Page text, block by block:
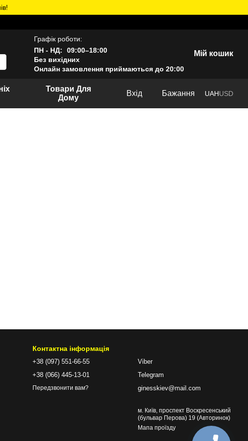
Графік роботи:
ПН - НД:
09:00–18:00
Без вихідних
Онлайн замовлення приймаються до 20:00
Мій кошик
Товари Для
Дому
Вхід Бажання UAHUSD
Контактна інформація
+38 (097) 551-66-55
+38 (066) 445-13-01
Передзвонити вам?
Viber
Telegram
ginesskiev@mail.com
м. Київ, проспект Воскресенський
(бульвар Перова) 19 (Авторинок)
Мапа проїзду